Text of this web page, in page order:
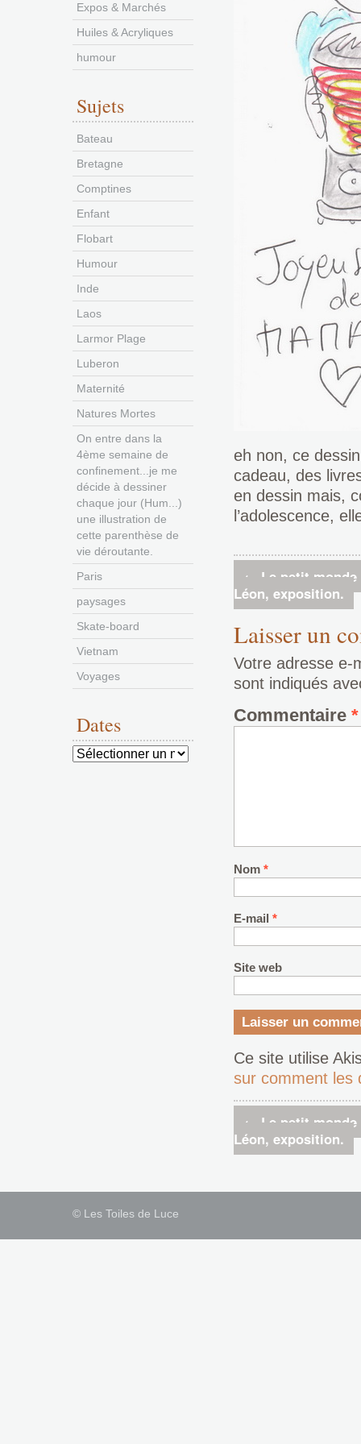
eh non, ce
cadeau, des
en dessin mais,
l’adolescence,
←
Le petit
Léon, exposition.
Laisser un
Votre adresse e-
sont indiqués
Commentaire *
Nom *
E-mail *
Site web
Ce site utilise
sur comment les
←
Le petit
Léon, exposition.
Expos & Marchés
Huiles & Acryliques
humour
Sujets
Bateau
Bretagne
Comptines
Enfant
Flobart
Humour
Inde
Laos
Larmor Plage
Luberon
Maternité
Natures Mortes
On entre dans la
4ème semaine de
confinement...je me
décide à dessiner
chaque jour (Hum...)
une illustration de
cette parenthèse de
vie déroutante.
Paris
paysages
Skate-board
Vietnam
Voyages
Dates
Dates
© Les Toiles de Luce